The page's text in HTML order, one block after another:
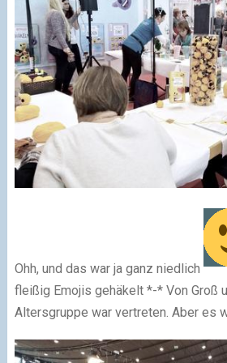
Ohh, und das war ja ganz niedlich
fleißig Emojis gehäkelt *-* Von Groß
Altersgruppe war vertreten. Aber es